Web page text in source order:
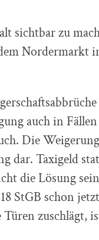
sichtbar zu
Nordermarkt
auch in
Die
dar. Taxigeld
die Lösung
StGB schon
zuschlägt,